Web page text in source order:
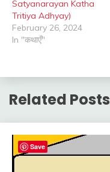
Satyanarayan Katha
Tritiya Adhyay)
February 26, 2024
In "कथाएँ"
Related Posts
Save